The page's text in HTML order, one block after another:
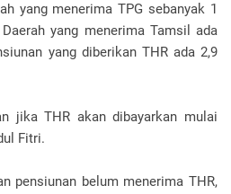
yang menerima TPG sebanyak 1
yang menerima Tamsil ada
yang diberikan THR ada 2,9
jika THR akan dibayarkan mulai
Fitri.
pensiunan belum menerima THR,